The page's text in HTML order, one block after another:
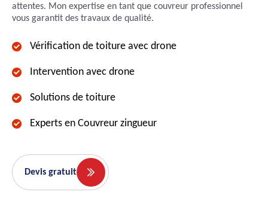
attentes. Mon expertise en tant que couvreur professionnel
vous garantit des travaux de qualité.
Vérification de toiture avec drone
Intervention avec drone
Solutions de toiture
Experts en Couvreur zingueur
Devis gratuit